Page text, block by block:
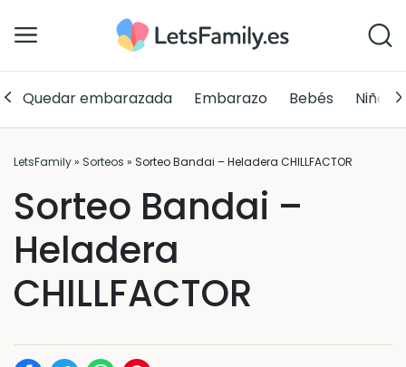
Quedar embarazada Embarazo Bebés Niños
LetsFamily» Sorteos » Sorteo Bandai – Heladera CHILLFACTOR
Sorteo Bandai –
Heladera
CHILLFACTOR